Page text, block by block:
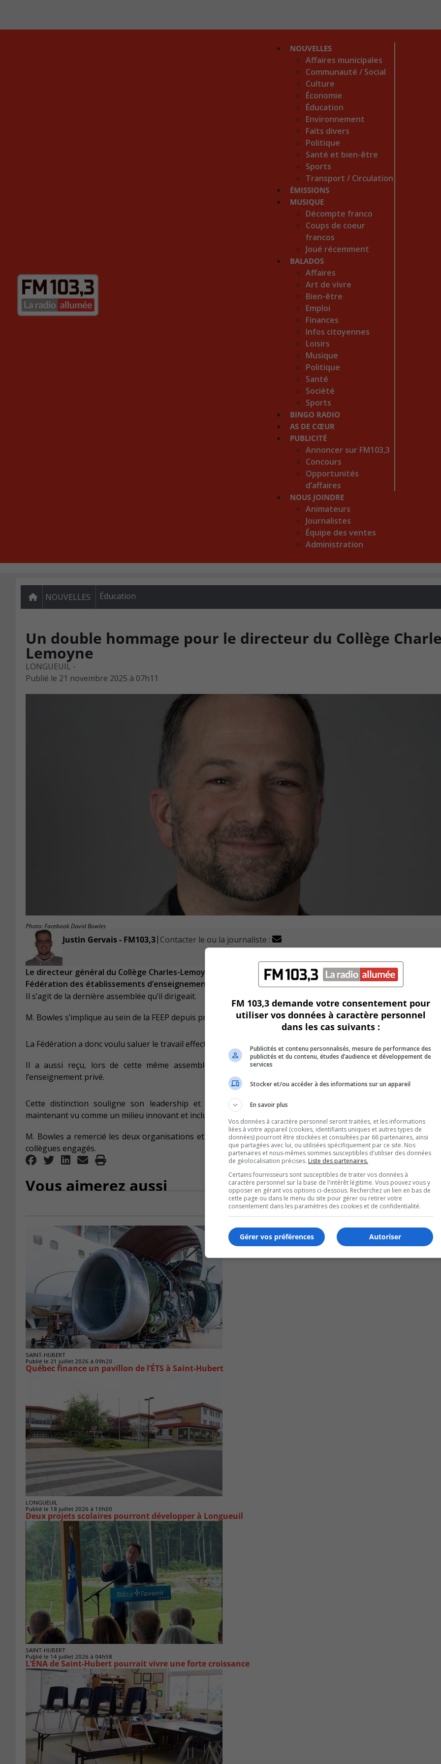
NOUVELLES
Affaires municipales
Communauté / Social
Culture
Économie
Éducation
Environnement
Faits divers
Politique
Santé et bien-être
Sports
Transport / Circulation
ÉMISSIONS
MUSIQUE
Décompte franco
Coups de coeur
francos
Joué récemment
BALADOS
Affaires
Art de vivre
Bien-être
Emploi
Finances
Infos citoyennes
Loisirs
Musique
Politique
Santé
Société
Sports
BINGO RADIO
AS DE CŒUR
PUBLICITÉ
Annoncer sur FM103,3
Concours
Opportunités
d’affaires
NOUS JOINDRE
Animateurs
Journalistes
Équipe des ventes
Administration
NOUVELLES Éducation
Un double hommage pour le directeur du Collège
Lemoyne
LONGUEUIL -
Publié le 21 novembre 2025 à 07h11
Photo: Facebook David Bowles
Justin Gervais - FM103,3| Contacter le ou la journaliste :
Le directeur général du Collège Charles-Lemoyne, David Bowles, a été honoré lors d'une récente assemblée
Fédération des établissements d’enseignement privé (FEEP), dont il est aussi le président.
Il s’agit de la dernière assemblée qu’il dirigeait.
M. Bowles s’implique au sein de la FEEP depuis près de 14 ans, et en est le président et porte-parole depuis huit
La Fédération a donc voulu saluer le travail effectué durant toutes ces années.
Il a aussi reçu, lors de cette même assemblée, le Prix Excellence de l’Association des directions
l’enseignement privé.
Cette distinction souligne son leadership et les transformations mises en place au Collège Charles-
maintenant vu comme un milieu innovant et inclusif.
M. Bowles a remercié les deux organisations et souligné la fierté qu’il éprouve à travailler en éducation aux
collègues engagés.
Vous aimerez aussi
SAINT-HUBERT
Publié le 21 juillet 2026 à 09h20
Québec finance un pavillon de l’ÉTS à Saint‑Hubert
LONGUEUIL
Publié le 18 juillet 2026 à 10h00
Deux projets scolaires pourront développer à Longueuil
SAINT-HUBERT
Publié le 14 juillet 2026 à 04h58
L’ÉNA de Saint-Hubert pourrait vivre une forte croissance
FM 103,3 demande votre consentement pour
utiliser vos données à caractère personnel
dans les cas suivants :
Publicités et contenu personnalisés, mesure de performance des
publicités et du contenu, études d’audience et développement de
services
Stocker et/ou accéder à des informations sur un appareil
En savoir plus
Vos données à caractère personnel seront traitées, et les informations
liées à votre appareil (cookies, identifiants uniques et autres types de
données) pourront être stockées et consultées par 66 partenaires, ainsi
que partagées avec lui, ou utilisées spécifiquement par ce site. Nos
partenaires et nous-mêmes sommes susceptibles d'utiliser des données
de géolocalisation précises. Liste des partenaires.
Certains fournisseurs sont susceptibles de traiter vos données à
caractère personnel sur la base de l'intérêt légitime. Vous pouvez vous y
opposer en gérant vos options ci-dessous. Recherchez un lien en bas de
cette page ou dans le menu du site pour gérer ou retirer votre
consentement dans les paramètres des cookies et de confidentialité.
Autoriser
Gérer vos préférences